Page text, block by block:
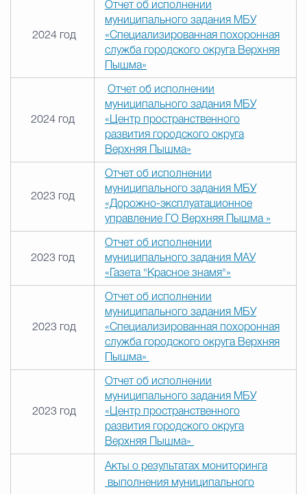
2024 год
Отчет об исполнении
муниципального задания МБУ
«Специализированная похоронная
служба городского округа Верхняя
Пышма»
2024 год
Отчет об исполнении
муниципального задания МБУ
«Центр пространственного
развития городского округа
Верхняя Пышма»
2023 год
Отчет об исполнении
муниципального задания МБУ
«Дорожно-эксплуатационное
управление ГО Верхняя Пышма »
2023 год
Отчет об исполнении
муниципального задания МАУ
«Газета "Красное знамя"»
2023 год
Отчет об исполнении
муниципального задания МБУ
«Специализированная похоронная
служба городского округа Верхняя
Пышма»
2023 год
Отчет об исполнении
муниципального задания МБУ
«Центр пространственного
развития городского округа
Верхняя Пышма»
Акты о результатах мониторинга
выполнения муниципального